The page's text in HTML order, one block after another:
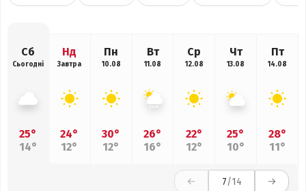
Сб
Сьогодні
25°
14°
Нд
Завтра
24°
12°
Пн
10.08
30°
12°
Вт
11.08
26°
16°
Ср
12.08
22°
12°
Чт
13.08
25°
10°
Пт
14.08
28°
11°
7/14